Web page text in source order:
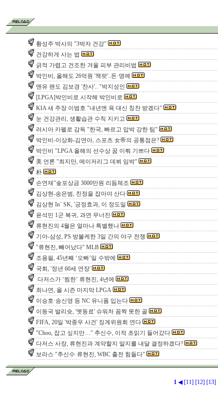
황성주 박사의 "3박자 건강"
건강하게 사는 법
긁적 가렵고 건조한 겨울 피부 관리비법
박인비, 올해도 26억원 '잭팟'..돈·명예
맨유 팬도 김보경 '찬사'.. "박지성인
[LPGA]박인비로 시작해 박인비로
KIA 새 주장 이범호 "내년엔 욕 대신 칭찬 받겠다"
눈 건강관리, 생활습관 수칙 지키고
러시아 카펠로 감독 "한국, 빠르고 압박 강한 팀"
박인비-이상화-김연아, 스포츠 女帝의 공통점은?
박인비 "LPGA 올해의 선수상 꿈 이뤄 기쁘다
美 언론 "최지만, 메이저리그 데뷔 임박"
朴
손연재"金포상금 3000만원 리듬체조
김상현-송은범, 친정을 잡아야 산다
김상현 In` SK, '긍정효과, 이 정도일
윤석민 1군 복귀, 과연 무너진
류현진의 4월은 얼마나 특별했나
기아-삼성, PS 방불케한 3일 간의 야구 전쟁
"류현진, 빼어났다" MLB
조용필, 45년째 ‘오빠’일 수밖에
국회, '정년 60세 연장'
다저스가 ‘찜한’ 류현진, 4년에
최나연, 올 시즌 마지막 LPGA
이승호·송신영 등 NC 유니폼 입는다
이동국 발리슛, '옛동료' 슈워처 꼼짝 못한 골
FIFA, 20일 '박종우 사건' 징계위원회 연다
"Choo, 잡고 싶지만…" 추신수, 이적 초읽기 들어갔다
다저스 사장, 류현진과 계약할지 말지를 내달 결정하겠다?
보라스 "추신수·류현진, WBC 출전 힘들다"
1 ◀ [11] [12] [13]